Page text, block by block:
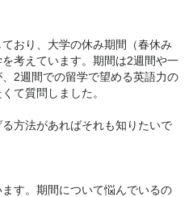
おり、大学の休み期間（春休み
考えています。期間は2週間や一
2週間での留学で望める英語力の
て質問しました。
方法があればそれも知りたいで
す。期間について悩んでいるの